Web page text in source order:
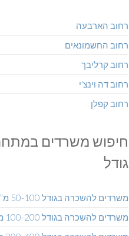
רחוב הארבעה
רחוב החשמונאים
רחוב קרליבך
רחוב דה וינצ'י
רחוב קפלן
חיפוש משרדים
גודל
משרדים להשכרה בגודל 50-100 מ”ר
משרדים להשכרה בגודל 100-200 מ”ר